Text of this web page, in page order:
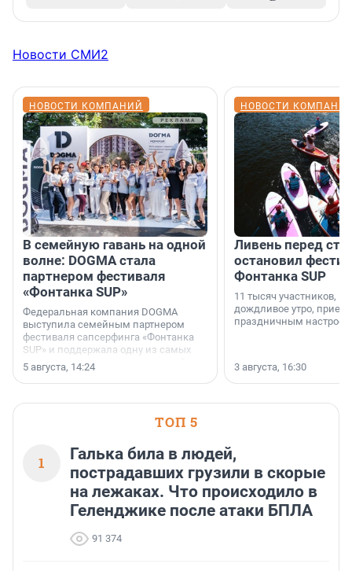
Новости СМИ2
НОВОСТИ КОМПАНИЙ
В семейную гавань на одной
волне: DOGMA стала
партнером фестиваля
«Фонтанка SUP»
Федеральная компания DOGMA
выступила семейным партнером
фестиваля сапсерфинга «Фонтанка
SUP» и поддержала одну из самых
ярких и романтичных номинаций —
«SUP-свадьба».
5 августа, 14:24
НОВОСТИ
Ливень перед
остановил
Фонтанка SUP
11 тысяч участников,
дождливое утро,
праздничным
3 августа, 16:30
ТОП 5
1
Галька била в людей,
пострадавших грузили в скорые
на лежаках. Что происходило в
Геленджике после атаки БПЛА
91 374